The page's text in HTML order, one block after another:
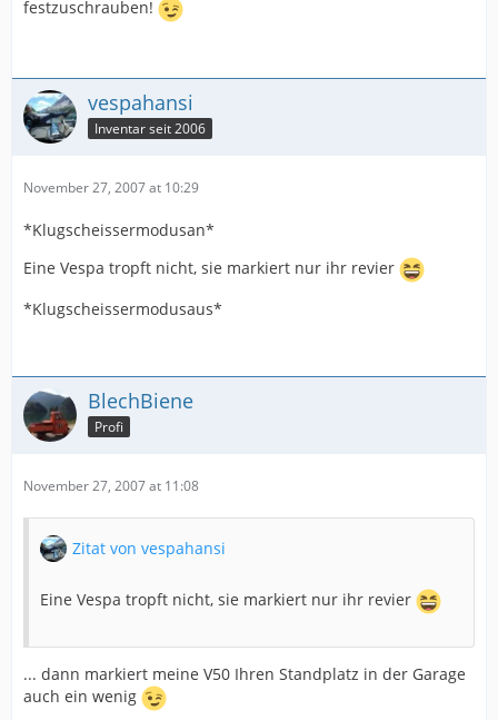
festzuschrauben!
vespahansi
Inventar seit 2006
November 27, 2007 at 10:29
*Klugscheissermodusan*
Eine Vespa tropft nicht, sie markiert nur ihr revier
*Klugscheissermodusaus*
BlechBiene
Profi
November 27, 2007 at 11:08
Zitat von vespahansi
Eine Vespa tropft nicht, sie markiert nur ihr revier
... dann markiert meine V50 Ihren Standplatz in der Garage
auch ein wenig